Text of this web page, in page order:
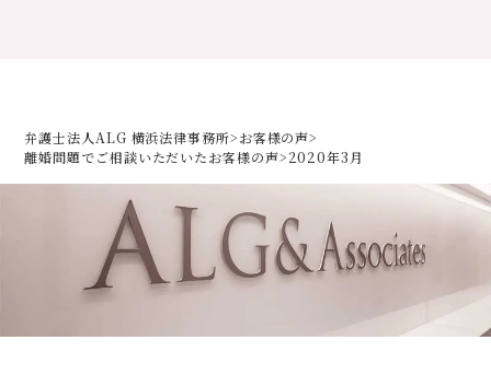
弁護士法人ALG 横浜法律事務所>お客様の声>
離婚問題でご相談いただいたお客様の声>2020年3月